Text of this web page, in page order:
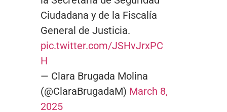
Ciudadana y de la Fiscalía
General de Justicia.
pic.twitter.com/JSHvJrxPC
H
— Clara Brugada Molina
(@ClaraBrugadaM) March 8,
2025